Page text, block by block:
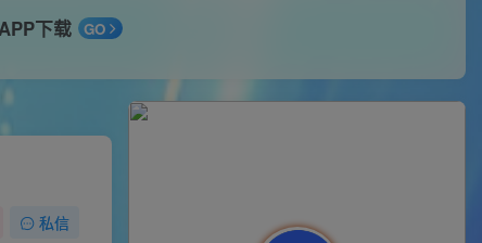
下载 GO
私信